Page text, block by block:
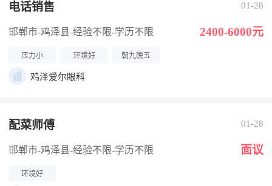
电话销售 01-28
邯郸市-鸡泽县-经验不限-学历不限 2400-6000元
压力小 环境好 朝九晚五
鸡泽爱尔眼科
配菜师傅 01-28
邯郸市-鸡泽县-经验不限-学历不限 面议
环境好